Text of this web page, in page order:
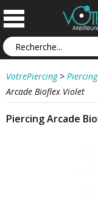
VotrePiercing >
Arcade Bioflex Violet
Piercing Arcade